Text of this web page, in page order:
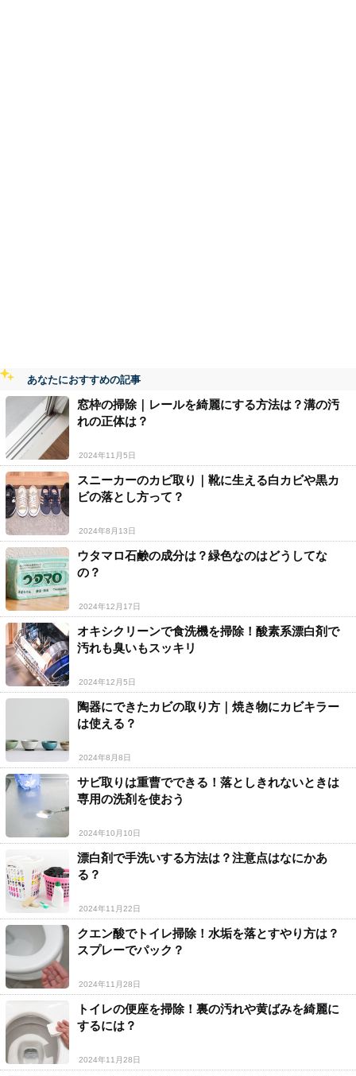
あなたにおすすめの記事
窓枠の掃除｜レールを綺麗にする方法は？溝の汚
れの正体は？
2024年11月5日
スニーカーのカビ取り｜靴に生える白カビや黒カ
ビの落とし方って？
2024年8月13日
ウタマロ石鹸の成分は？緑色なのはどうしてな
の？
2024年12月17日
オキシクリーンで食洗機を掃除！酸素系漂白剤で
汚れも臭いもスッキリ
2024年12月5日
陶器にできたカビの取り方｜焼き物にカビキラー
は使える？
2024年8月8日
サビ取りは重曹でできる！落としきれないときは
専用の洗剤を使おう
2024年10月10日
漂白剤で手洗いする方法は？注意点はなにかあ
る？
2024年11月22日
クエン酸でトイレ掃除！水垢を落とすやり方は？
スプレーでパック？
2024年11月28日
トイレの便座を掃除！裏の汚れや黄ばみを綺麗に
するには？
2024年11月28日